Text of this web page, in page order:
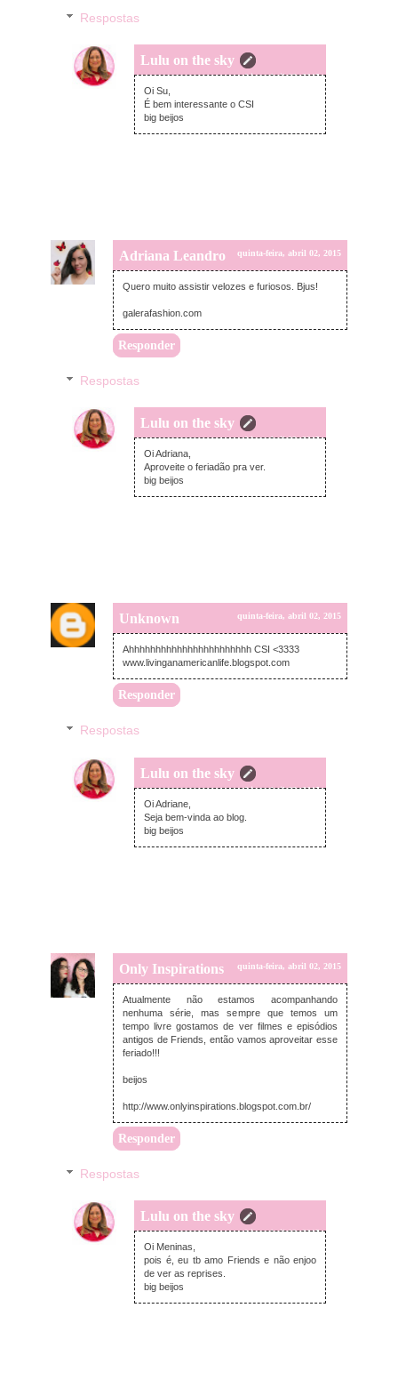
Respostas
Lulu on the sky
sexta-feira, abril 03, 2015
Oi Su,
É bem interessante o CSI
big beijos
Adriana Leandro quinta-feira, abril 02, 2015
Quero muito assistir velozes e furiosos. Bjus!
galerafashion.com
Responder
Respostas
Lulu on the sky
sexta-feira, abril 03, 2015
Oi Adriana,
Aproveite o feriadão pra ver.
big beijos
Unknown quinta-feira, abril 02, 2015
Ahhhhhhhhhhhhhhhhhhhhhhh CSI <3333
www.livinganamericanlife.blogspot.com
Responder
Respostas
Lulu on the sky
sexta-feira, abril 03, 2015
Oi Adriane,
Seja bem-vinda ao blog.
big beijos
Only Inspirations quinta-feira, abril 02, 2015
Atualmente não estamos acompanhando
nenhuma série, mas sempre que temos um
tempo livre gostamos de ver filmes e episódios
antigos de Friends, então vamos aproveitar esse
feriado!!!
beijos
http://www.onlyinspirations.blogspot.com.br/
Responder
Respostas
Lulu on the sky
sexta-feira, abril 03, 2015
Oi Meninas,
pois é, eu tb amo Friends e não enjoo
de ver as reprises.
big beijos